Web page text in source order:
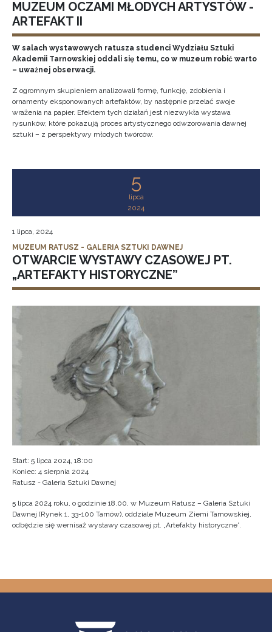
MUZEUM OCZAMI MŁODYCH ARTYSTÓW -
ARTEFAKT II
W salach wystawowych ratusza studenci Wydziału Sztuki
Akademii Tarnowskiej oddali się temu, co w muzeum robić warto
– uważnej obserwacji.
Z ogromnym skupieniem analizowali formę, funkcję, zdobienia i
ornamenty eksponowanych artefaktów, by następnie przelać swoje
wrażenia na papier. Efektem tych działań jest niezwykła wystawa
rysunków, które pokazują proces artystycznego odwzorowania dawnej
sztuki – z perspektywy młodych twórców.
5
lipca
2024
1 lipca, 2024
MUZEUM RATUSZ - GALERIA SZTUKI DAWNEJ
OTWARCIE WYSTAWY CZASOWEJ PT.
„ARTEFAKTY HISTORYCZNE”
Start: 5 lipca 2024, 18:00
Koniec: 4 sierpnia 2024
Ratusz - Galeria Sztuki Dawnej
5 lipca 2024 roku, o godzinie 18.00, w Muzeum Ratusz – Galeria Sztuki
Dawnej (Rynek 1, 33-100 Tarnów), oddziale Muzeum Ziemi Tarnowskiej,
odbędzie się wernisaż wystawy czasowej pt. „Artefakty historyczne”.